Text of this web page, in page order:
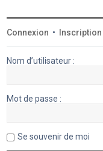
Connexion • Inscription
Nom d’utilisateur :
Mot de passe :
Se souvenir de moi